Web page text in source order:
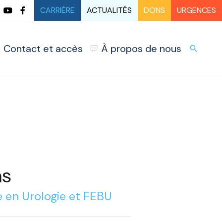
CARRIÈRE ACTUALITÉS DONS URGENCES
Contact et accès À propos de nous search
Urologie et FEBU